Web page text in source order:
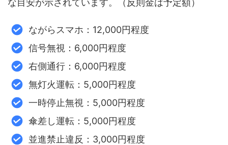
な目安が示されています。（反則金は予定額）
ながらスマホ：12,000円程度
信号無視：6,000円程度
右側通行：6,000円程度
無灯火運転：5,000円程度
一時停止無視：5,000円程度
傘差し運転：5,000円程度
並進禁止違反：3,000円程度